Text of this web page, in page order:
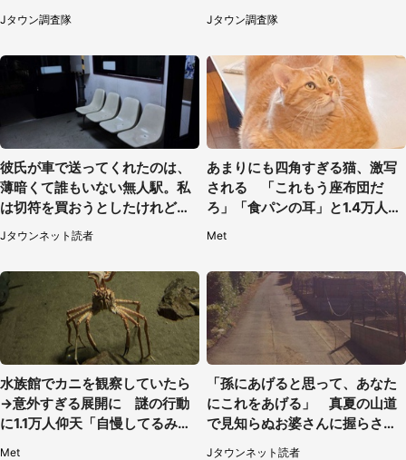
リー2026
Jタウン調査隊
【8／10～31※平日限定】
Jタウン調査隊
彼氏が車で送ってくれたのは、
薄暗くて誰もいない無人駅。私
は切符を買おうとしたけれど
（山形県・20代女性）
Jタウンネット読者
あまりにも四角すぎる猫、激写
される 「これもう座布団だ
ろ」「食パンの耳」と1.4万人困
惑
Met
水族館でカニを観察していたら
→意外すぎる展開に 謎の行動
に1.1万人仰天「自慢してるみた
Met
「孫にあげると思って、あなた
にこれをあげる」 真夏の山道
で見知らぬお婆さんに握らされ
たもの（山口県・30代女性）
Jタウンネット読者